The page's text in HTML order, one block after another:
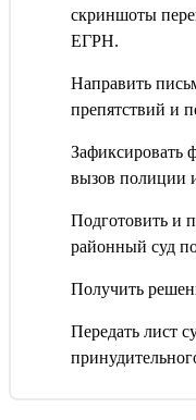
скриншоты
ЕГРН.
Направить
препятствий и
Зафиксировать
вызов полиции
Подготовить и
районный суд
Получить
Передать лист